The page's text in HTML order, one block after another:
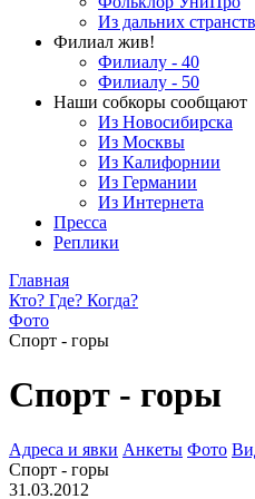
Из дальних
Филиал жив!
Филиалу - 40
Филиалу - 50
Наши собкоры сообщают
Из Новосибирска
Из Москвы
Из Калифорнии
Из Германии
Из Интернета
Пресса
Реплики
Главная
Кто? Где? Когда?
Фото
Спорт - горы
Спорт - горы
Адреса и явки Анкеты Фото
Спорт - горы
31.03.2012